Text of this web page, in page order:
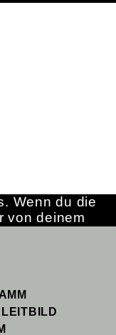
LEITBILD
Wenn du die
von deinem